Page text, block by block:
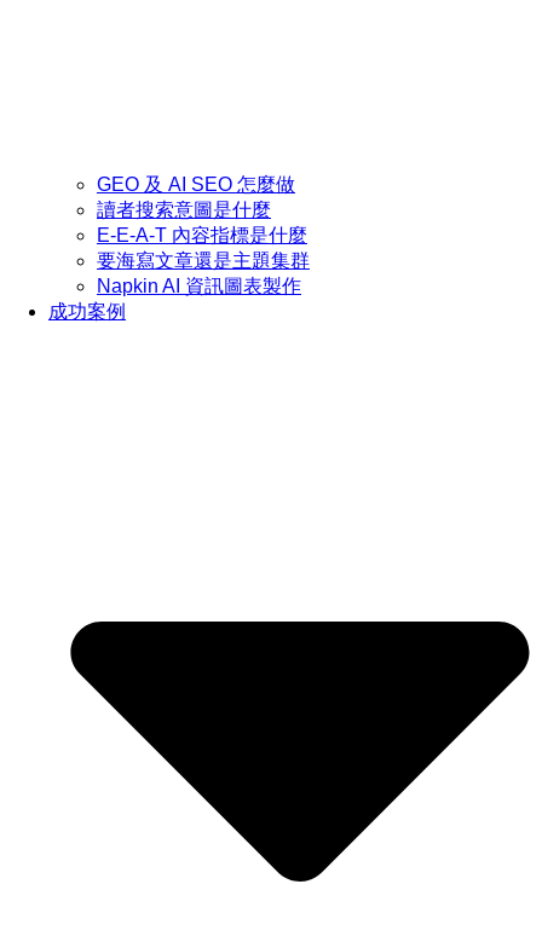
GEO 及 AI SEO 怎麼做
讀者搜索意圖是什麼
E-E-A-T 內容指標是什麼
要海寫文章還是主題集群
Napkin AI 資訊圖表製作
成功案例